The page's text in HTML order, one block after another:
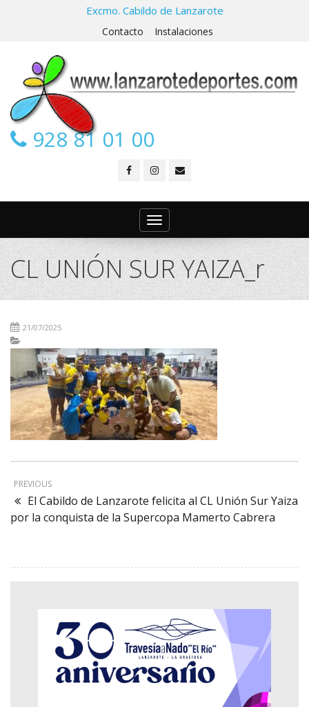
Excmo. Cabildo de Lanzarote
Contacto Instalaciones
928 81 01 00
Toggle
navigation
CL UNIÓN SUR YAIZA_r
21/07/2025
PREVIOUS
El Cabildo de Lanzarote felicita al CL Unión Sur Yaiza
por la conquista de la Supercopa Mamerto Cabrera